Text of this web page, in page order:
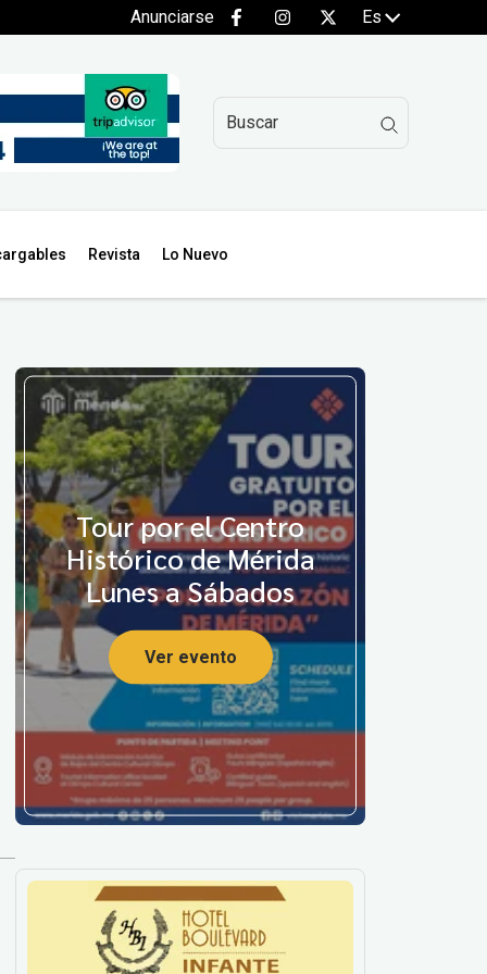
Anunciarse Es
Revista Lo Nuevo
Tour por el Centro
Histórico de Mérida
Lunes a Sábados
Ver evento